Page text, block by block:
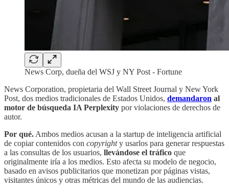
News Corp, dueña del WSJ y NY Post - Fortune
News Corporation, propietaria del Wall Street Journal y New York
Post, dos medios tradicionales de Estados Unidos, demandaron al
motor de búsqueda IA Perplexity por violaciones de derechos de
autor.
Por qué. Ambos medios acusan a la startup de inteligencia artificial
de copiar contenidos con copyrighty usarlos para generar respuestas
a las consultas de los usuarios, llevándose el tráfico que
originalmente iría a los medios. Esto afecta su modelo de negocio,
basado en avisos publicitarios que monetizan por páginas vistas,
visitantes únicos y otras métricas del mundo de las audiencias.